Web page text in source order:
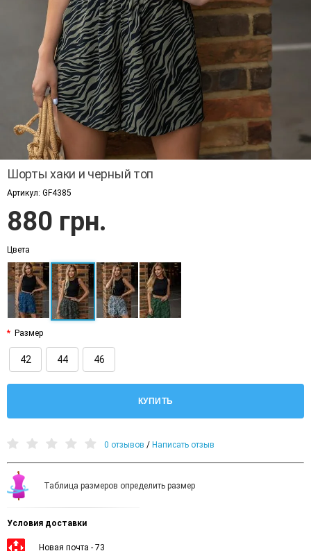
Шорты хаки и черный топ
Артикул: GF4385
880 грн.
Цвета
Размер
42 44 46
КУПИТЬ
0 отзывов / Написать отзыв
Таблица размеров определить размер
Условия доставки
Новая почта - 73